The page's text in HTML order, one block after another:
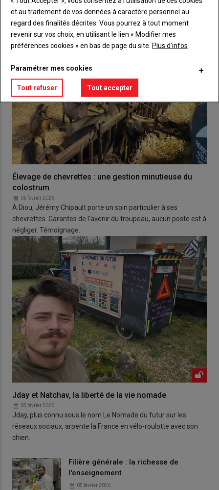
Élevage de chevrettes : une gestion minutieuse du
colostrum
05 février 2026
À Diou, Jérémy Chipault porte un soin particulier à ses
chevrettes. Garantes de l'avenir du troupeau, aucun poste est à
négliger. Témoignage.
Jday et Natchav, la liberté de la vie nomade
05 février 2026
Jday, plus connu sous le nom Le Nomade du futur sur les
réseaux sociaux, arpente la France en vélo-roulotte avec son
chien.
Filière générale : la richesse de
l'enseignement
05 février 2026
et au traitement de vos données à caractère personnel au
regard des finalités décrites. Vous pourrez à tout moment
revenir sur vos choix, en utilisant le lien « Modifier mes
préférences cookies » en bas de page du site. Plus d'infos
Paramétrer mes cookies
Tout refuser Tout accepter